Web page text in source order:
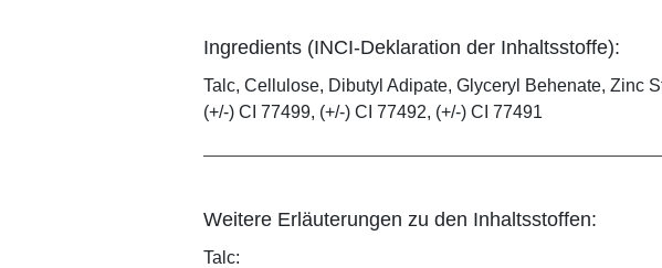
Ingredients (INCI-Deklaration der Inhaltsstoffe):
Talc, Cellulose, Dibutyl Adipate, Glyceryl Behenate, Zinc
(+/-) CI 77499, (+/-) CI 77492, (+/-) CI 77491
Weitere Erläuterungen zu den Inhaltsstoffen:
Talc: